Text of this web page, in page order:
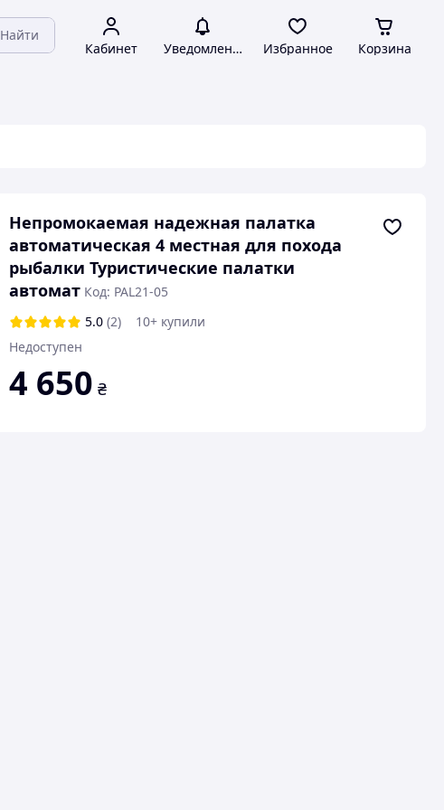
Найти
Кабинет Уведомления Избранное Корзина
Непромокаемая надежная палатка
автоматическая 4 местная для похода
рыбалки Туристические палатки
автомат Код: PAL21-05
5.0 (2)
10+ купили
Недоступен
4 650 ₴